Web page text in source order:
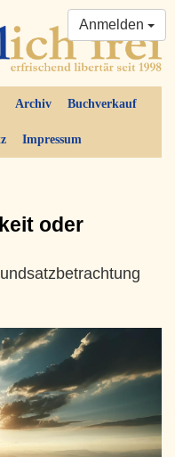
Archiv Buchverkauf
Impressum
Anmelden
oder